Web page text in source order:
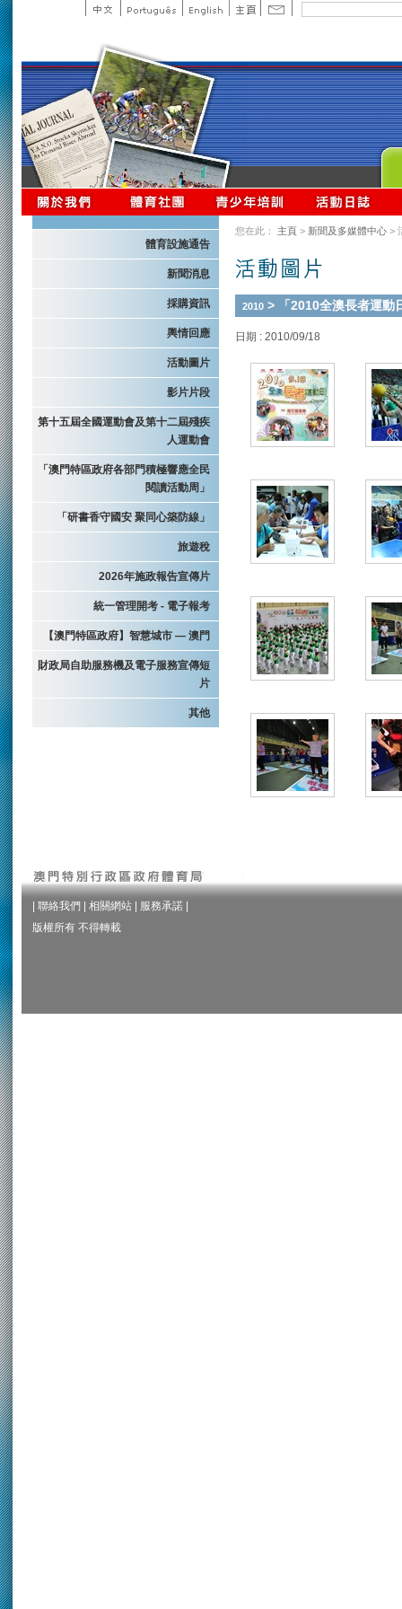
體育設施通告
新聞消息
採購資訊
輿情回應
活動圖片
影片片段
第十五屆全國運動會及第十二屆殘疾
人運動會
「澳門特區政府各部門積極響應全民
閱讀活動周」
「研書香守國安 聚同心築防線」
旅遊稅
2026年施政報告宣傳片
統一管理開考 - 電子報考
【澳門特區政府】智慧城市 — 澳門
財政局自助服務機及電子服務宣傳短
片
其他
您在此： 主頁 > 新聞及多媒體中心 >
2010 > 「2010全澳長者運動
日期 : 2010/09/18
聯絡我們 相關網站 服務承諾
版權所有 不得轉載